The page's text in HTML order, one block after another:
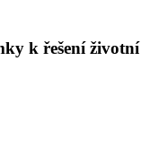
k řešení životní